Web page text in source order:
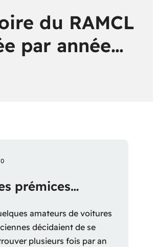
du RAMCL
par année…
prémices…
amateurs de voitures
décidaient de se
plusieurs fois par an